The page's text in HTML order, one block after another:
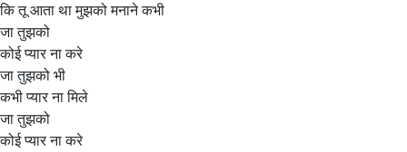
कि तू आता था मुझको मनाने कभी
जा तुझको
कोई प्यार ना करे
जा तुझको भी
कभी प्यार ना मिले
जा तुझको
कोई प्यार ना करे